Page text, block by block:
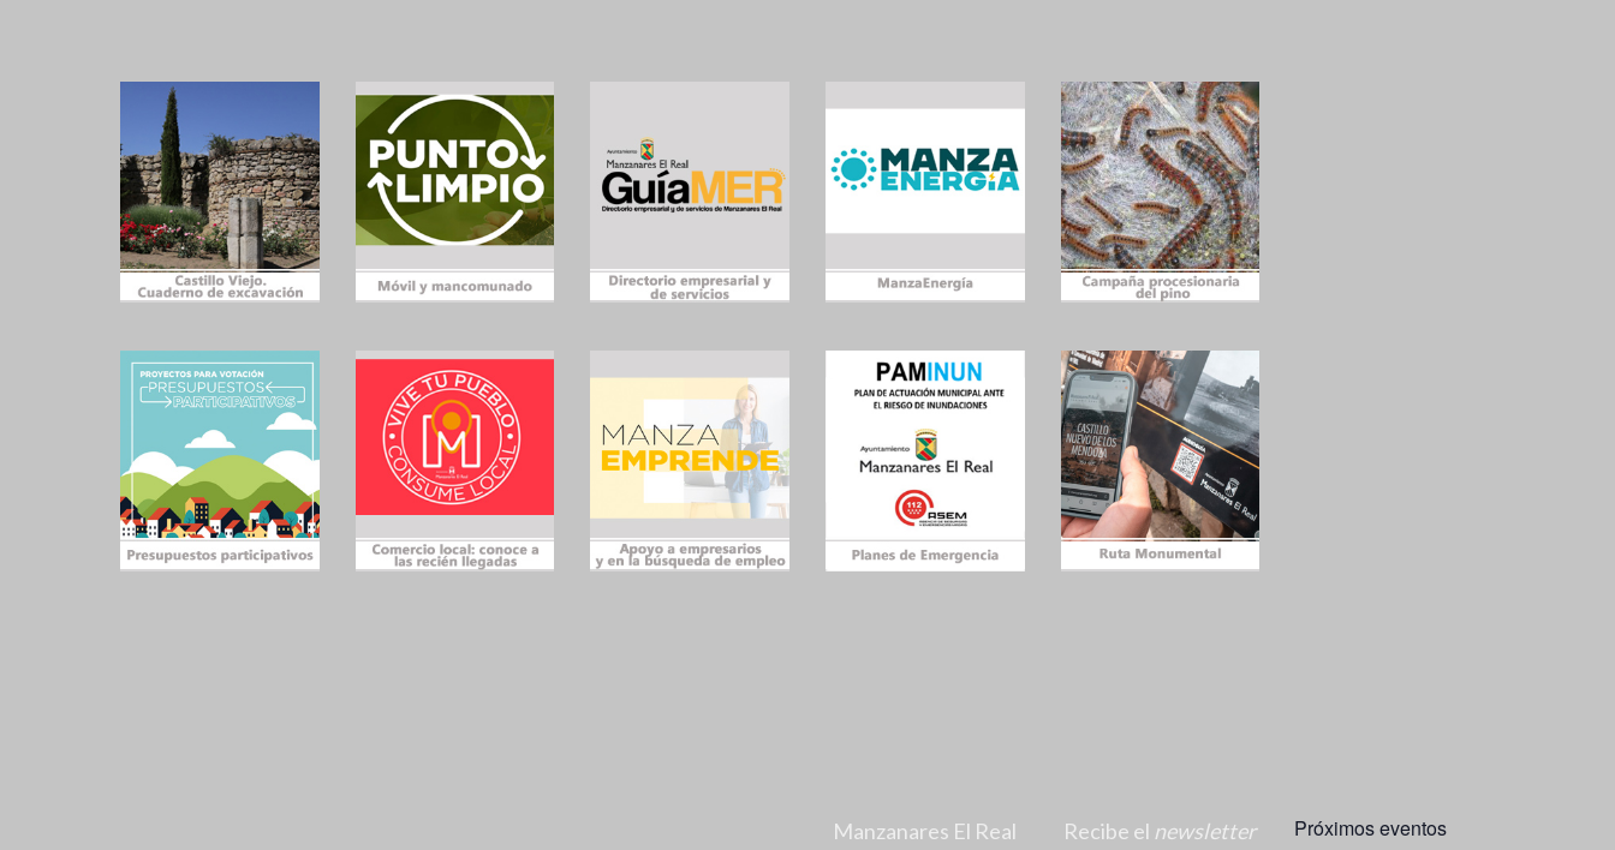
Manzanares El Real
Recibe el newsletter
Próximos eventos